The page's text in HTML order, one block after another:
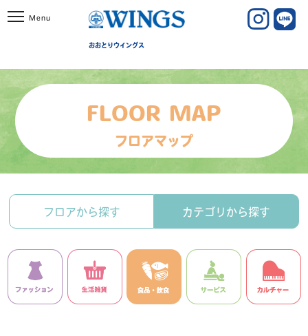
おおとりウイングス
FLOOR MAP
フロアマップ
フロアから探す カテゴリから探す